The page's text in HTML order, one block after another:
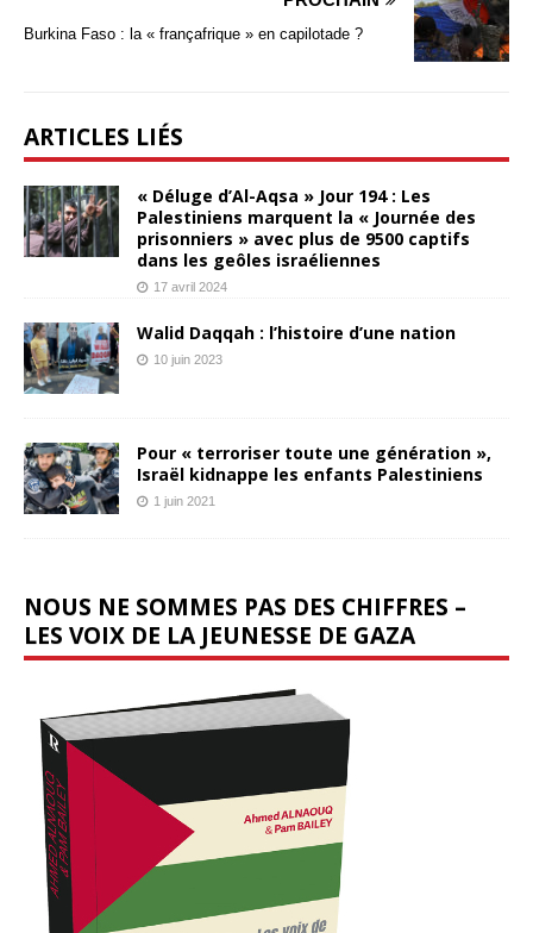
Burkina Faso : la « françafrique » en capilotade ?
ARTICLES LIÉS
« Déluge d’Al-Aqsa » Jour 194 : Les
Palestiniens marquent la « Journée des
prisonniers » avec plus de 9500 captifs
dans les geôles israéliennes
17 avril 2024
Walid Daqqah : l’histoire d’une nation
10 juin 2023
Pour « terroriser toute une génération »,
Israël kidnappe les enfants Palestiniens
1 juin 2021
NOUS NE SOMMES PAS DES CHIFFRES –
LES VOIX DE LA JEUNESSE DE GAZA